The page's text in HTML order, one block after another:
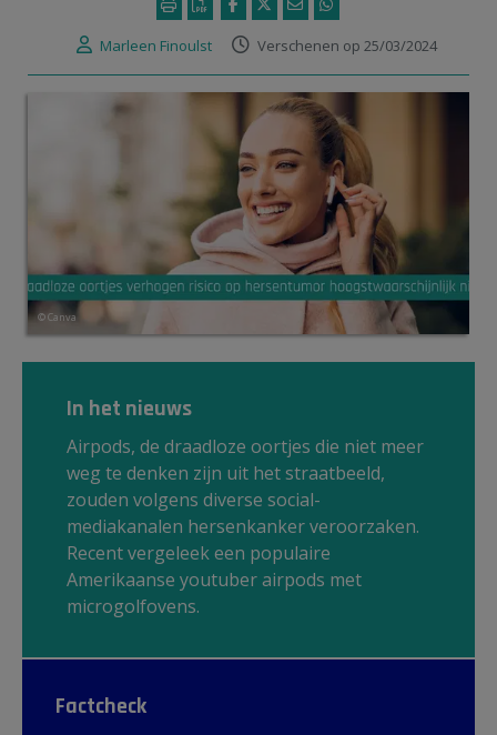
Marleen Finoulst Verschenen op 25/03/2024
© Canva
In het nieuws
Airpods, de draadloze oortjes die niet meer
weg te denken zijn uit het straatbeeld,
zouden volgens diverse social-
mediakanalen hersenkanker veroorzaken.
Recent vergeleek een populaire
Amerikaanse youtuber airpods met
microgolfovens.
Factcheck